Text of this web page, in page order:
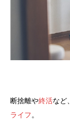
断捨離や終活など
ライフ。